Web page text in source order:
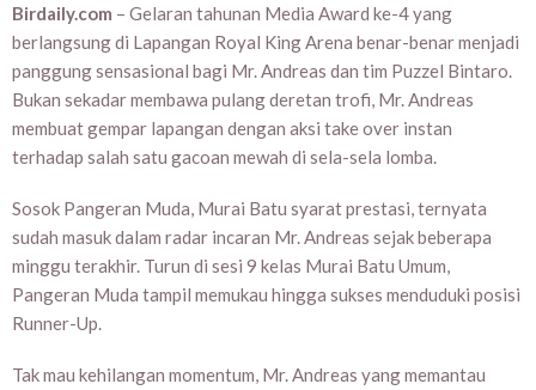
Birdaily.com – Gelaran tahunan Media Award ke-4 yang
berlangsung di Lapangan Royal King Arena benar-benar menjadi
panggung sensasional bagi Mr. Andreas dan tim Puzzel Bintaro.
Bukan sekadar membawa pulang deretan trofi, Mr. Andreas
membuat gempar lapangan dengan aksi take over instan
terhadap salah satu gacoan mewah di sela-sela lomba.
Sosok Pangeran Muda, Murai Batu syarat prestasi, ternyata
sudah masuk dalam radar incaran Mr. Andreas sejak beberapa
minggu terakhir. Turun di sesi 9 kelas Murai Batu Umum,
Pangeran Muda tampil memukau hingga sukses menduduki posisi
Runner-Up.
Tak mau kehilangan momentum, Mr. Andreas yang memantau